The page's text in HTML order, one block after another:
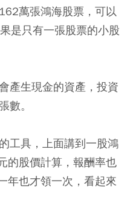
萬張鴻海股票，可以
是只有一張股票的小股
產生現金的資產，投資
數。
工具，上面講到一股鴻
的股價計算，報酬率也
年也才領一次，看起來